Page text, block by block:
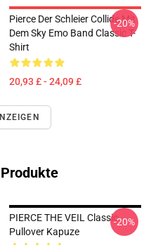
Pierce Der Schleier Collide Mit
Dem Sky Emo Band Classic T-
Shirt
20,93 £ - 24,09 £
-20%
PIERCE THE VEIL Classic
Pullover Kapuze
-20%